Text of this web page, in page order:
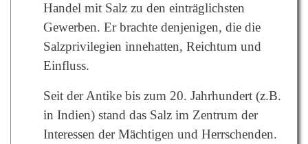
Handel mit Salz zu den einträglichsten
Gewerben. Er brachte denjenigen, die die
Salzprivilegien innehatten, Reichtum und
Einfluss.
Seit der Antike bis zum 20. Jahrhundert (z.B.
in Indien) stand das Salz im Zentrum der
Interessen der Mächtigen und Herrschenden.